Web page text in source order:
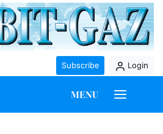
Subscribe Login
MENU